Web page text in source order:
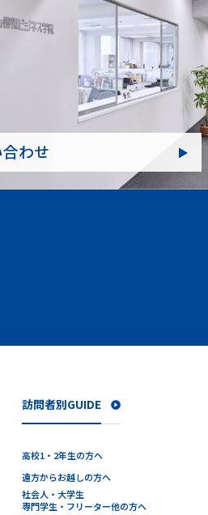
わせ
訪問者別GUIDE
高校1・2年生の方へ
遠方からお越しの方へ
社会人・大学生
専門学生・フリーター他の方へ